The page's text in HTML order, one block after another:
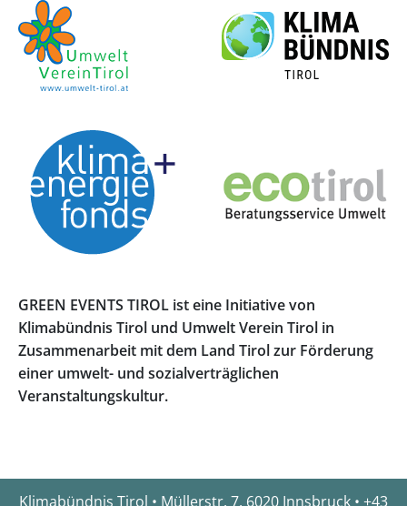
GREEN EVENTS TIROL ist eine Initiative von
Klimabündnis Tirol und Umwelt Verein Tirol in
Zusammenarbeit mit dem Land Tirol zur Förderung
einer umwelt- und sozialverträglichen
Veranstaltungskultur.
Klimabündnis Tirol • Müllerstr. 7, 6020 Innsbruck • +43